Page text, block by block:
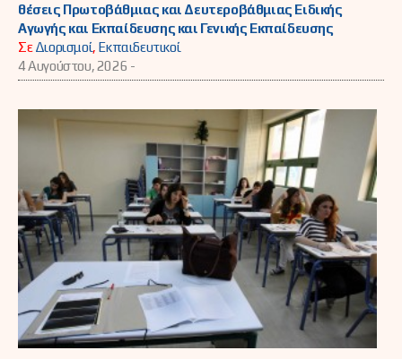
θέσεις Πρωτοβάθμιας και Δευτεροβάθμιας Ειδικής
Αγωγής και Εκπαίδευσης και Γενικής Εκπαίδευσης
ΣεΔιορισμοί, Εκπαιδευτικοί
4 Αυγούστου, 2026 -